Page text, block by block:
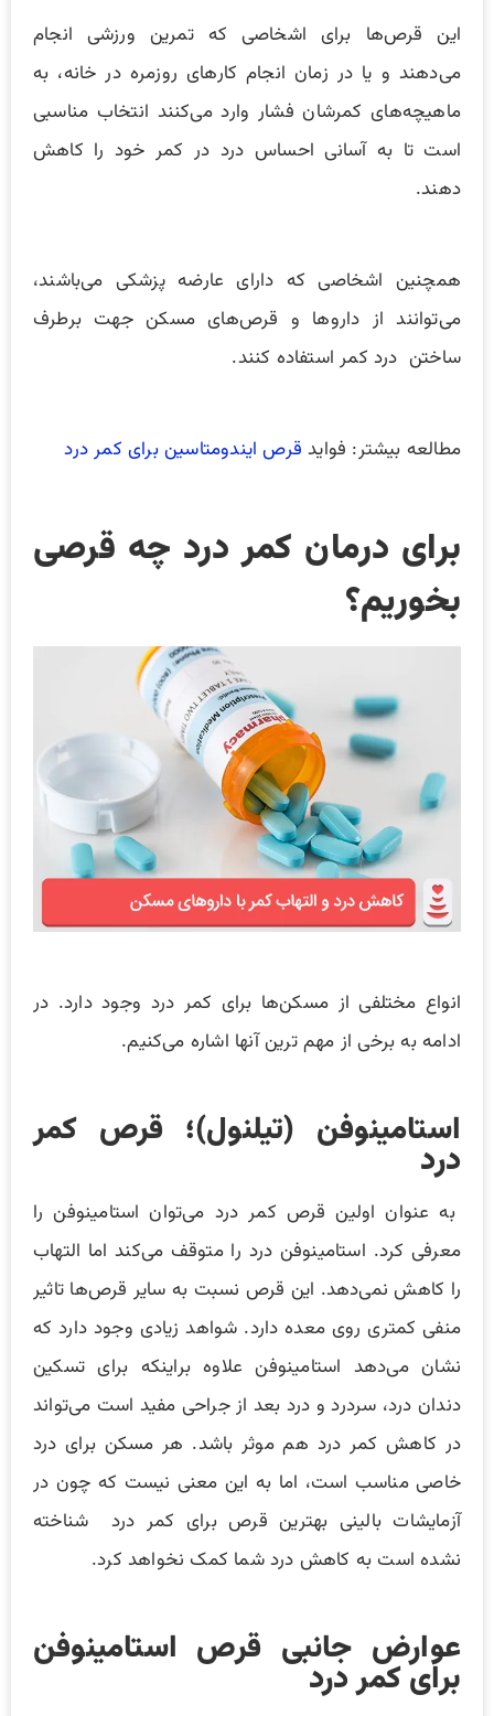
این قرص‌ها برای اشخاصی که تمرین ورزشی انجام
می‌دهند و یا در زمان انجام کارهای روزمره در خانه، به
ماهیچه‌های کمرشان فشار وارد می‌کنند انتخاب مناسبی
است تا به آسانی احساس درد در کمر خود را کاهش
دهند.
همچنین اشخاصی که دارای عارضه پزشکی می‌باشند،
می‌توانند از داروها و قرص‌های مسکن جهت برطرف
ساختن درد کمر استفاده کنند.
مطالعه بیشتر: فواید قرص ایندومتاسین برای کمر درد
برای درمان کمر درد چه قرصی
بخوریم؟
انواع مختلفی از مسکن‌ها برای کمر درد وجود دارد. در
ادامه به برخی از مهم ترین آنها اشاره می‌کنیم.
استامینوفن (تیلنول)؛ قرص کمر
درد
به عنوان اولین قرص کمر درد می‌توان استامینوفن را
معرفی کرد. استامینوفن درد را متوقف می‌کند اما التهاب
را کاهش نمی‌دهد. این قرص نسبت به سایر قرص‌ها تاثیر
منفی کمتری روی معده دارد. شواهد زیادی وجود دارد که
نشان می‌دهد استامینوفن علاوه براینکه برای تسکین
دندان درد، سردرد و درد بعد از جراحی مفید است می‌تواند
در کاهش کمر درد هم موثر باشد. هر مسکن برای درد
خاصی مناسب است، اما به این معنی نیست که چون در
آزمایشات بالینی بهترین قرص برای کمر درد شناخته
نشده است به کاهش درد شما کمک نخواهد کرد.
عوارض جانبی قرص استامینوفن
برای کمر درد